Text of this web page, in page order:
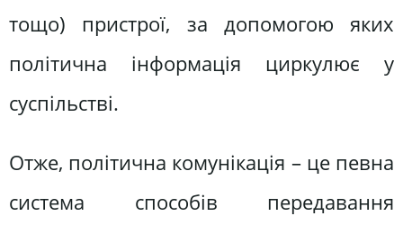
тощо) пристрої, за допомогою яких
політична інформація циркулює у
суспільстві.
Отже, політична комунікація – це певна
система способів передавання